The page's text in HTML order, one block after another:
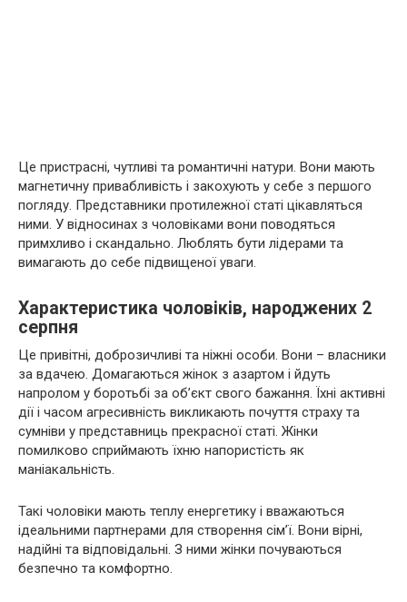
Це пристрасні, чутливі та романтичні натури. Вони мають
магнетичну привабливість і закохують у себе з першого
погляду. Представники протилежної статі цікавляться
ними. У відносинах з чоловіками вони поводяться
примхливо і скандально. Люблять бути лідерами та
вимагають до себе підвищеної уваги.
Характеристика чоловіків, народжених 2
серпня
Це привітні, доброзичливі та ніжні особи. Вони – власники
за вдачею. Домагаються жінок з азартом і йдуть
напролом у боротьбі за об’єкт свого бажання. Їхні активні
дії і часом агресивність викликають почуття страху та
сумніви у представниць прекрасної статі. Жінки
помилково сприймають їхню напористість як
маніакальність.
Такі чоловіки мають теплу енергетику і вважаються
ідеальними партнерами для створення сім’ї. Вони вірні,
надійні та відповідальні. З ними жінки почуваються
безпечно та комфортно.